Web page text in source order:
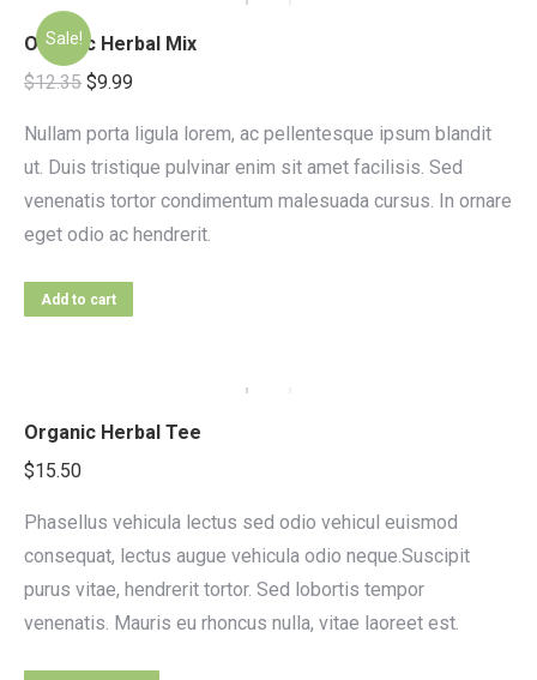
Sale!
Organic Herbal Mix
$12.35 $9.99
Nullam porta ligula lorem, ac pellentesque ipsum blandit
ut. Duis tristique pulvinar enim sit amet facilisis. Sed
venenatis tortor condimentum malesuada cursus. In ornare
eget odio ac hendrerit.
Add to cart
Organic Herbal Tee
$15.50
Phasellus vehicula lectus sed odio vehicul euismod
consequat, lectus augue vehicula odio neque.Suscipit
purus vitae, hendrerit tortor. Sed lobortis tempor
venenatis. Mauris eu rhoncus nulla, vitae laoreet est.